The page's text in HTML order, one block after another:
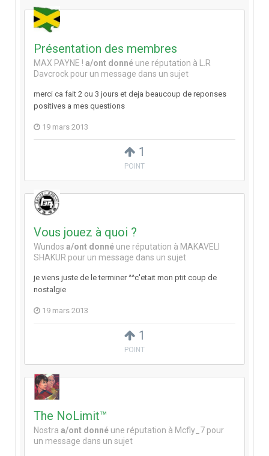
1
POINT
Présentation des membres
MAX PAYNE ! a/ont donné une réputation à L.R
Davcrock pour un message dans un sujet
merci ca fait 2 ou 3 jours et deja beaucoup de reponses
positives a mes questions
19 mars 2013
1
POINT
Vous jouez à quoi ?
Wundos a/ont donné une réputation à MAKAVELI
SHAKUR pour un message dans un sujet
je viens juste de le terminer ^^c'etait mon ptit coup de
nostalgie
19 mars 2013
The NoLimit™
Nostra a/ont donné une réputation à Mcfly_7 pour
un message dans un sujet